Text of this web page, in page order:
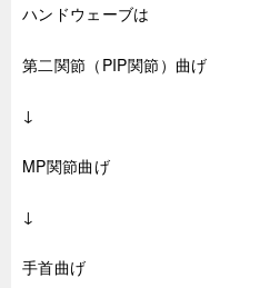
ハンドウェーブは
第二関節（PIP関節）曲げ
↓
MP関節曲げ
↓
手首曲げ